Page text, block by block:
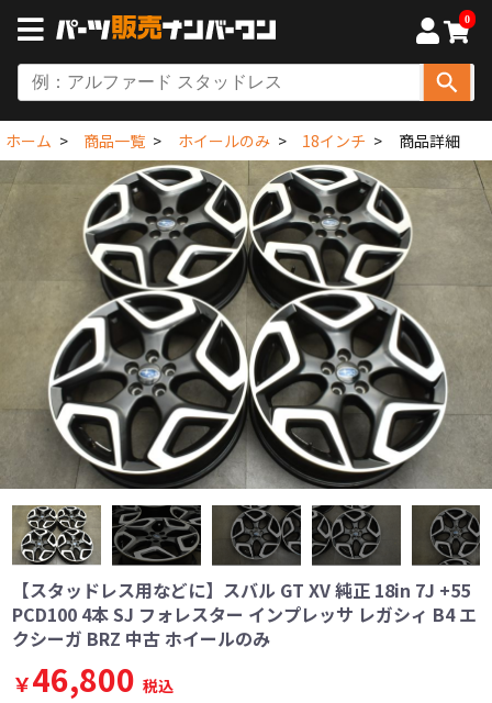
0
ホーム 商品一覧 ホイールのみ 18インチ 商品詳細
【スタッドレス用などに】スバル GT XV 純正 18in 7J +55
PCD100 4本 SJ フォレスター インプレッサ レガシィ B4 エ
クシーガ BRZ 中古 ホイールのみ
￥46,800 税込